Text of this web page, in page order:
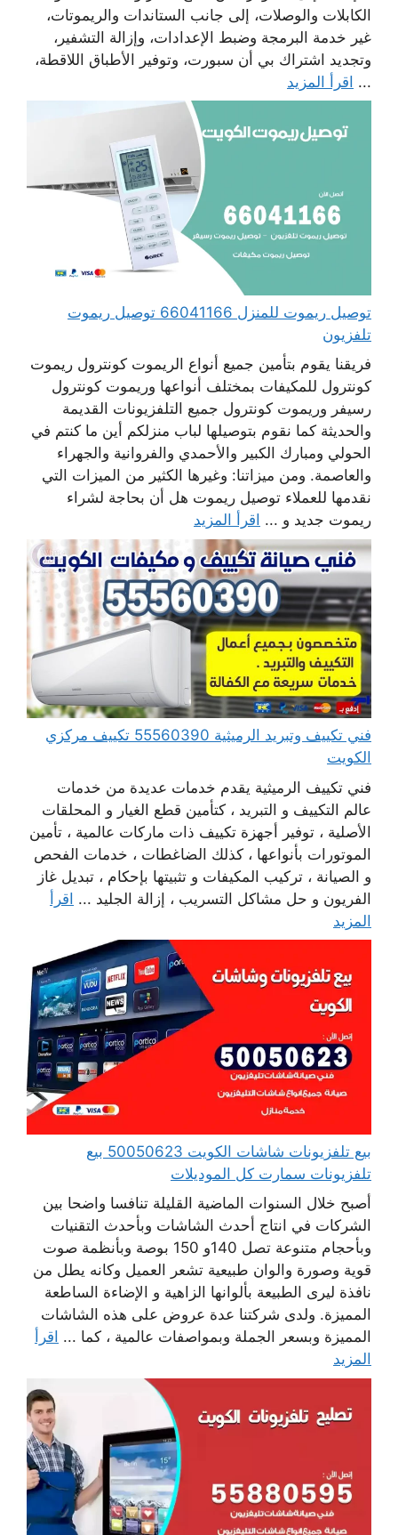
الكابلات والوصلات، إلى جانب الستاندات والريموتات،
غير خدمة البرمجة وضبط الإعدادات، وإزالة التشفير،
وتجديد اشتراك بي أن سبورت، وتوفير الأطباق اللاقطة،
... اقرأ المزيد
توصيل ريموت للمنزل 66041166 توصيل ريموت
تلفزيون
فريقنا يقوم بتأمين جميع أنواع الريموت كونترول ريموت
كونترول للمكيفات بمختلف أنواعها وريموت كونترول
رسيفر وريموت كونترول جميع التلفزيونات القديمة
والحديثة كما نقوم بتوصيلها لباب منزلكم أين ما كنتم في
الحولي ومبارك الكبير والأحمدي والفروانية والجهراء
والعاصمة. ومن ميزاتنا: وغيرها الكثير من الميزات التي
نقدمها للعملاء توصيل ريموت هل أن بحاجة لشراء
ريموت جديد و ... اقرأ المزيد
فني تكييف وتبريد الرميثية 55560390 تكييف مركزي
الكويت
فني تكييف الرميثية يقدم خدمات عديدة من خدمات
عالم التكييف و التبريد ، كتأمين قطع الغيار و المحلقات
الأصلية ، توفير أجهزة تكييف ذات ماركات عالمية ، تأمين
الموتورات بأنواعها ، كذلك الضاغطات ، خدمات الفحص
و الصيانة ، تركيب المكيفات و تثبيتها بإحكام ، تبديل غاز
الفريون و حل مشاكل التسريب ، إزالة الجليد ... اقرأ
المزيد
بيع تلفزيونات شاشات الكويت 50050623 بيع
تلفزيونات سمارت كل الموديلات
أصبح خلال السنوات الماضية القليلة تنافسا واضحا بين
الشركات في انتاج أحدث الشاشات وبأحدث التقنيات
وبأحجام متنوعة تصل 140و 150 بوصة وبأنظمة صوت
قوية وصورة والوان طبيعية تشعر العميل وكانه يطل من
نافذة ليرى الطبيعة بألوانها الزاهية و الإضاءة الساطعة
المميزة. ولدى شركتنا عدة عروض على هذه الشاشات
المميزة وبسعر الجملة وبمواصفات عالمية ، كما ... اقرأ
المزيد